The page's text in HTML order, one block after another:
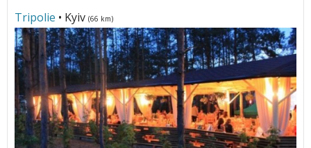
Tripolie • Kyiv (66 km)